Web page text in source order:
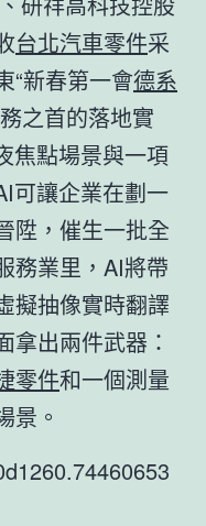
台北汽車零件采
“新春第一會德系
之首的落地實
焦點場景與一項
可讓企業在劃一
陞，催生一批全
務業里，AI將帶
擬抽像實時翻譯
拿出兩件武器：
零件和一個測量
景。